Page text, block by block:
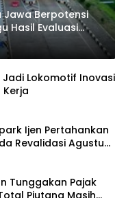
Jawa Berpotensi
Hasil Evaluasi
Jadi Lokomotif Inovasi
Ijen Pertahankan
Revalidasi Agustus
Tunggakan Pajak
Piutang Masih